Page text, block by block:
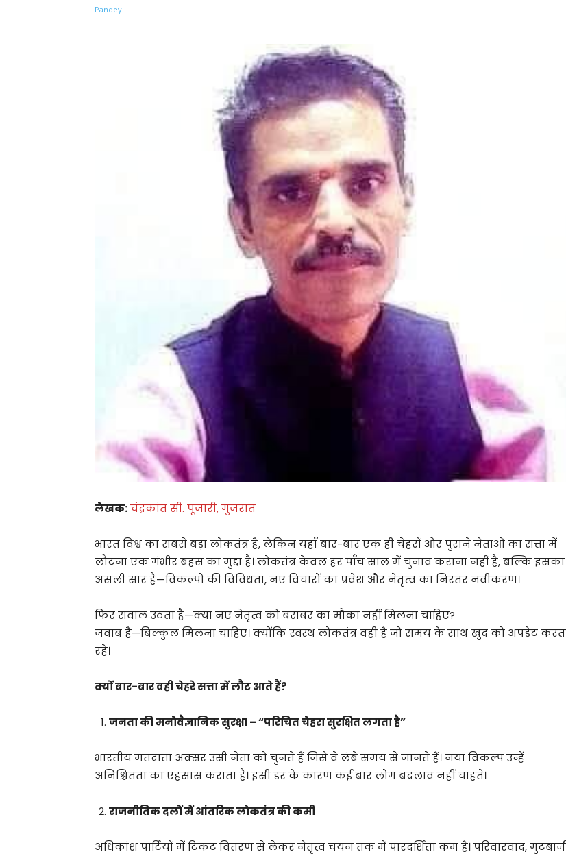
लेखक:चंद्रकांत सी. पूजारी, गुजरात
भारत विश्व का सबसे बड़ा लोकतंत्र है, लेकिन यहाँ बार-बार एक ही चेहरों और पुराने नेताओं का सत्ता में
लौटना एक गंभीर बहस का मुद्दा है। लोकतंत्र केवल हर पाँच साल में चुनाव कराना नहीं है, बल्कि इसका
असली सार है—विकल्पों की विविधता, नए विचारों का प्रवेश और नेतृत्व का निरंतर नवीकरण।
फिर सवाल उठता है—क्या नए नेतृत्व को बराबर का मौका नहीं मिलना चाहिए?
जवाब है—बिल्कुल मिलना चाहिए। क्योंकि स्वस्थ लोकतंत्र वही है जो समय के साथ खुद को अपडेट
रहे।
क्यों बार-बार वही चेहरे सत्ता में लौट आते हैं?
जनता की मनोवैज्ञानिक सुरक्षा – “परिचित चेहरा सुरक्षित लगता है”
भारतीय मतदाता अक्सर उसी नेता को चुनते हैं जिसे वे लंबे समय से जानते हैं। नया विकल्प उन्हें
अनिश्चितता का एहसास कराता है। इसी डर के कारण कई बार लोग बदलाव नहीं चाहते।
राजनीतिक दलों में आंतरिक लोकतंत्र की कमी
अधिकांश पार्टियों में टिकट वितरण से लेकर नेतृत्व चयन तक में पारदर्शिता कम है। परिवारवाद,